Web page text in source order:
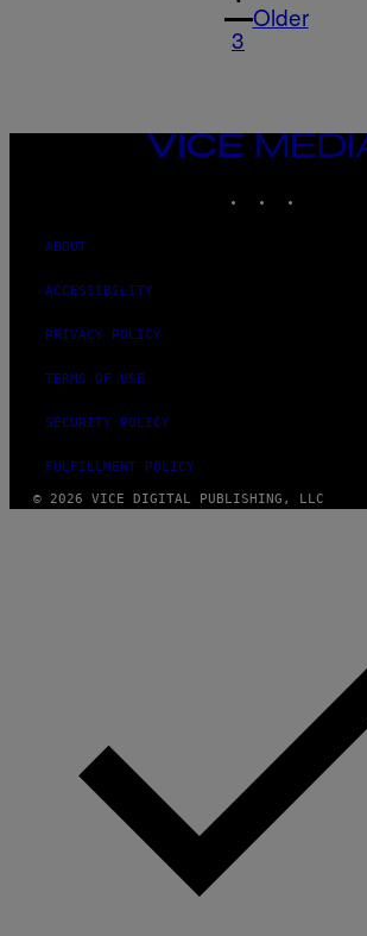
3
Older
VICE
MEDIA
ABOUT
ACCESSIBILITY
PRIVACY POLICY
TERMS OF USE
SECURITY POLICY
FULFILLMENT POLICY
© 2026 VICE DIGITAL PUBLISHING, LLC